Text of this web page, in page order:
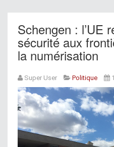
Schengen : l’UE
sécurité aux
la numérisation
Super User Politique